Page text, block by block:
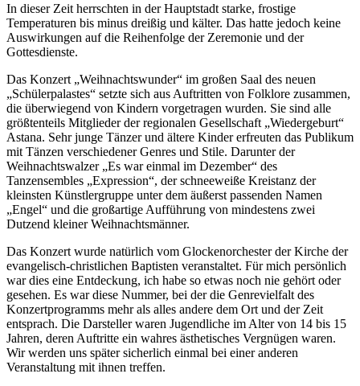
In dieser Zeit herrschten in der Hauptstadt starke, frostige
Temperaturen bis minus dreißig und kälter. Das hatte jedoch keine
Auswirkungen auf die Reihenfolge der Zeremonie und der
Gottesdienste.
Das Konzert „Weihnachtswunder“ im großen Saal des neuen
„Schülerpalastes“ setzte sich aus Auftritten von Folklore zusammen,
die überwiegend von Kindern vorgetragen wurden. Sie sind alle
größtenteils Mitglieder der regionalen Gesellschaft „Wiedergeburt“
Astana. Sehr junge Tänzer und ältere Kinder erfreuten das Publikum
mit Tänzen verschiedener Genres und Stile. Darunter der
Weihnachtswalzer „Es war einmal im Dezember“ des
Tanzensembles „Expression“, der schneeweiße Kreistanz der
kleinsten Künstlergruppe unter dem äußerst passenden Namen
„Engel“ und die großartige Aufführung von mindestens zwei
Dutzend kleiner Weihnachtsmänner.
Das Konzert wurde natürlich vom Glockenorchester der Kirche der
evangelisch-christlichen Baptisten veranstaltet. Für mich persönlich
war dies eine Entdeckung, ich habe so etwas noch nie gehört oder
gesehen. Es war diese Nummer, bei der die Genrevielfalt des
Konzertprogramms mehr als alles andere dem Ort und der Zeit
entsprach. Die Darsteller waren Jugendliche im Alter von 14 bis 15
Jahren, deren Auftritte ein wahres ästhetisches Vergnügen waren.
Wir werden uns später sicherlich einmal bei einer anderen
Veranstaltung mit ihnen treffen.